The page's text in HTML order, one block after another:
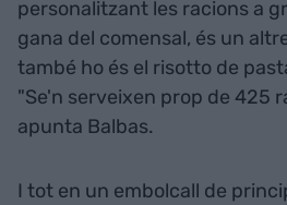
personalitzant les racions a
gana del comensal, és un
també ho és el risotto de
"Se'n serveixen prop de 425
apunta Balbas.
I tot en un embolcall de